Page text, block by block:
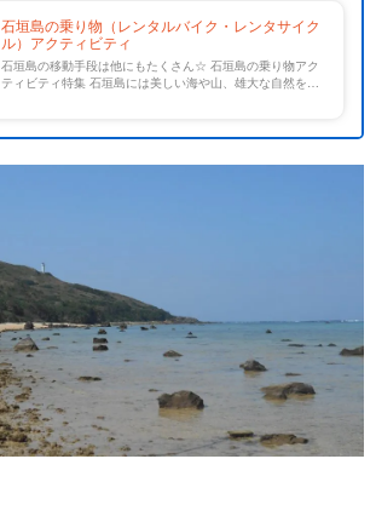
石垣島の乗り物（レンタルバイク・レンタサイク
ル）アクティビティ
石垣島の移動手段は他にもたくさん☆ 石垣島の乗り物アク
ティビティ特集 石垣島には美しい海や山、雄大な自然を見
なん […]